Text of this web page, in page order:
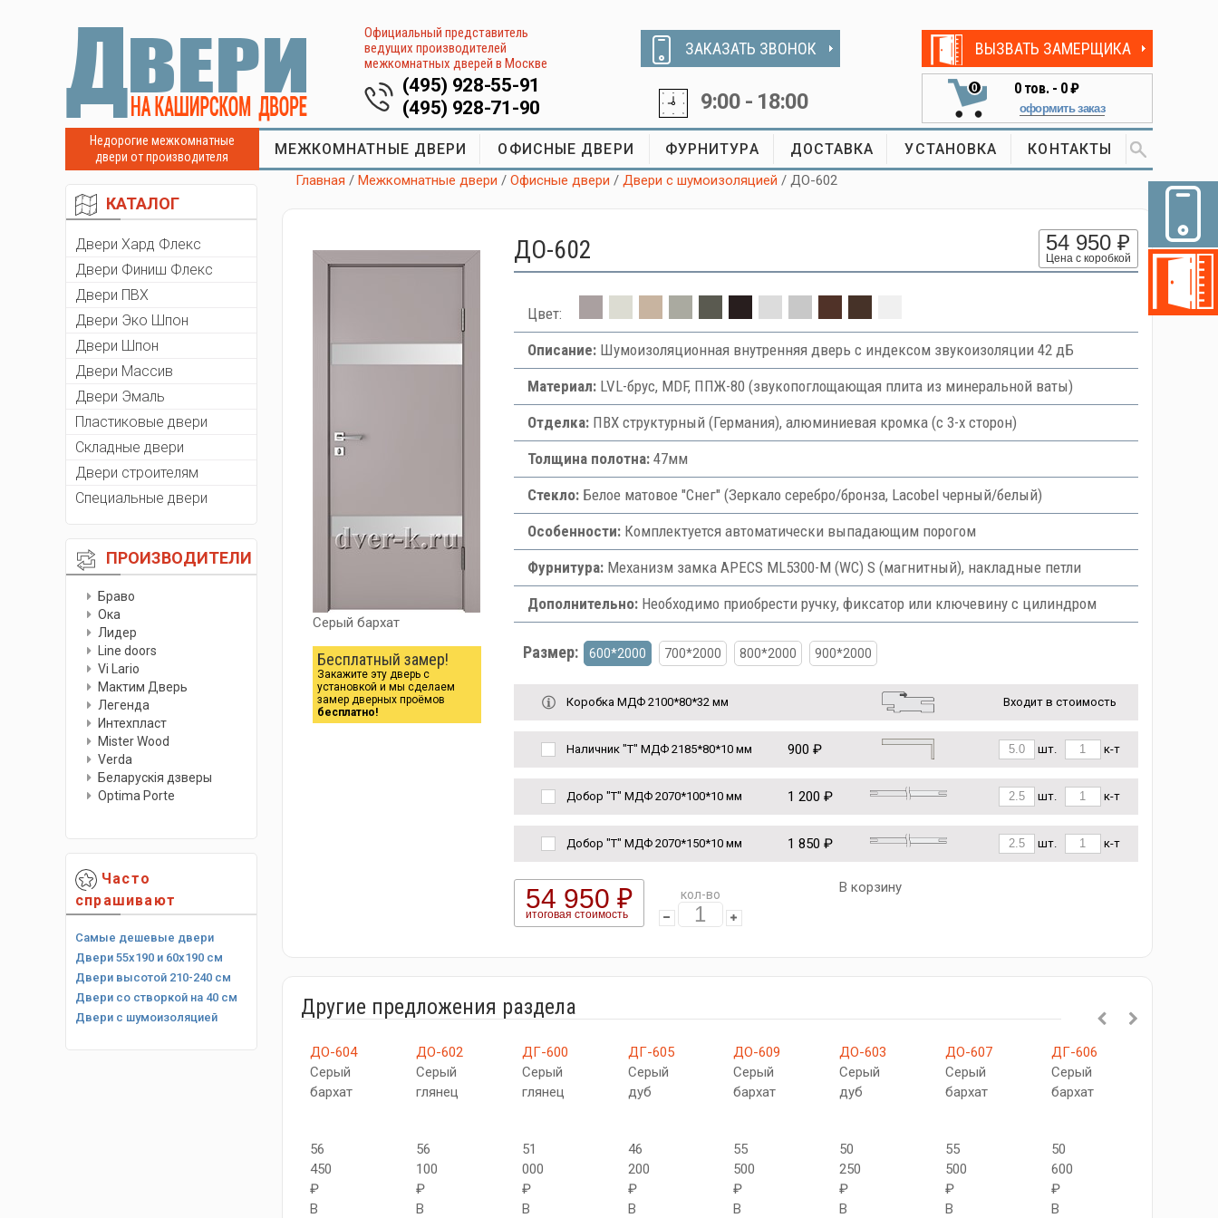
Официальный представитель
ведущих производителей
межкомнатных дверей в Москве
(495) 928-55-91
(495) 928-71-90
ЗАКАЗАТЬ ЗВОНОК
9:00 - 18:00
ВЫЗВАТЬ ЗАМЕРЩИКА
0 0тов. - 0 ₽
оформить заказ
Недорогие межкомнатные
двери от производителя
МЕЖКОМНАТНЫЕ ДВЕРИ ОФИСНЫЕ ДВЕРИ ФУРНИТУРА ДОСТАВКА УСТАНОВКА КОНТАКТЫ
КАТАЛОГ
Двери Хард Флекс
Двери Финиш Флекс
Двери ПВХ
Двери Эко Шпон
Двери Шпон
Двери Массив
Двери Эмаль
Пластиковые двери
Складные двери
Двери строителям
Специальные двери
ПРОИЗВОДИТЕЛИ
Браво
Ока
Лидер
Line doors
Vi Lario
Мактим Дверь
Легенда
Интехпласт
Мister Wood
Verda
Беларускiя дзверы
Optima Porte
Часто
спрашивают
Самые дешевые двери
Двери 55х190 и 60х190 см
Двери высотой 210-240 см
Двери со створкой на 40 см
Двери с шумоизоляцией
Главная /Межкомнатные двери /Офисные двери /Двери с шумоизоляцией / ДО-602
Серый бархат
Бесплатный замер!
Закажите эту дверь с
установкой и мы сделаем
замер дверных проёмов
бесплатно!
ДО-602 54 950 ₽
Цена с коробкой
Цвет:
Описание:Шумоизоляционная внутренняя дверь с индексом звукоизоляции 42 дБ
Материал:LVL-брус, MDF, ППЖ-80 (звукопоглощающая плита из минеральной ваты)
Отделка:ПВХ структурный (Германия), алюминиевая кромка (с 3-х сторон)
Толщина полотна:47мм
Стекло:Белое матовое "Снег" (Зеркало серебро/бронза, Lacobel черный/белый)
Особенности:Комплектуется автоматически выпадающим порогом
Фурнитура:Механизм замка APECS ML5300-M (WC) S (магнитный), накладные петли
Дополнительно:Необходимо приобрести ручку, фиксатор или ключевину с цилиндром
Размер: 600*2000 700*2000 800*2000 900*2000
Коробка МДФ 2100*80*32 мм Входит в стоимость
Наличник "Т" МДФ 2185*80*10 мм 900 ₽ шт. к-т
Добор "Т" МДФ 2070*100*10 мм 1 200 ₽ шт. к-т
Добор "Т" МДФ 2070*150*10 мм 1 850 ₽ шт. к-т
54 950 ₽
итоговая стоимость
кол-во В корзину
Другие предложения раздела
ДО-604
Серый
бархат
56
450
₽
В
ДО-602
Серый
глянец
56
100
₽
В
ДГ-600
Серый
глянец
51
000
₽
В
ДГ-605
Серый
дуб
46
200
₽
В
ДО-609
Серый
бархат
55
500
₽
В
ДО-603
Серый
дуб
50
250
₽
В
ДО-607
Серый
бархат
55
500
₽
В
ДГ-606
Серый
бархат
50
600
₽
В